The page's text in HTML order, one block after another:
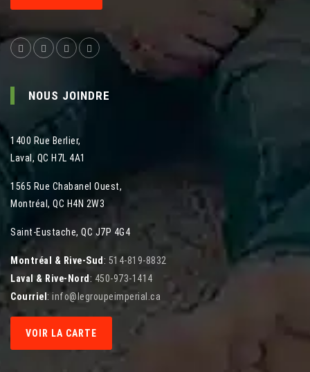
NOUS JOINDRE
1400 Rue Berlier,
Laval , QC H7L 4A1
1565 Rue Chabanel Ouest,
Montréal , QC H4N 2W3
Saint-Eustache, QC J7P 4G4
Montréal & Rive-Sud : 514-819-8832
Laval & Rive-Nord : 450-973-1414
Courriel : info@legroupeimperial.ca
VOIR LA CARTE